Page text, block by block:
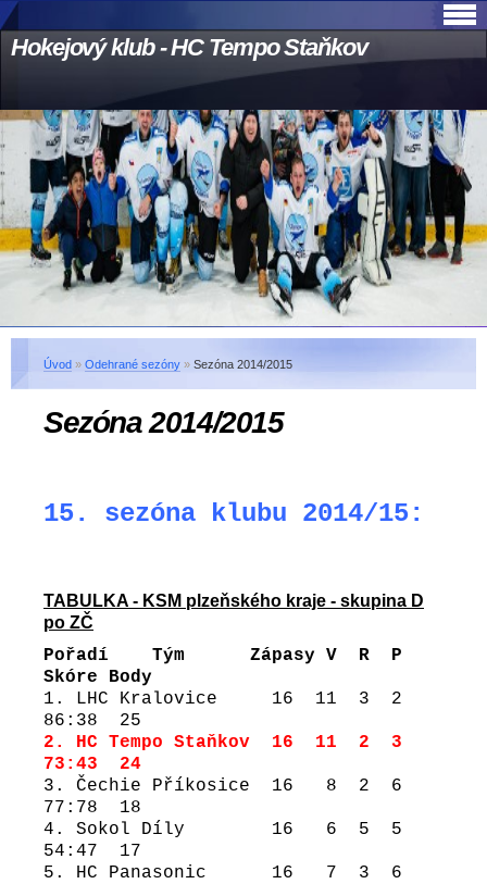
Hokejový klub - HC Tempo Staňkov
Úvod » Odehrané sezóny » Sezóna 2014/2015
Sezóna 2014/2015
15. sezóna klubu 2014/15:
TABULKA - KSM plzeňského kraje - skupina D
po ZČ
Pořadí Tým Zápasy V R P
Skóre Body
1. LHC Kralovice 16 11 3 2
86:38 25
2. HC Tempo Staňkov 16 11 2 3
73:43 24
3. Čechie Příkosice 16 8 2 6
77:78 18
4. Sokol Díly 16 6 5 5
54:47 17
5. HC Panasonic 16 7 3 6